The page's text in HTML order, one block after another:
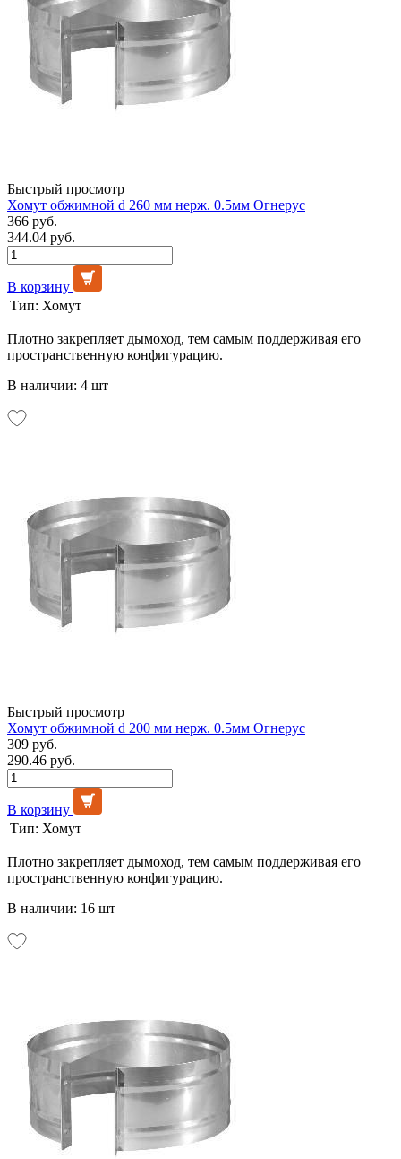
Быстрый просмотр
Хомут обжимной d 260 мм нерж. 0.5мм Огнерус
366 руб.
344.04 руб.
В корзину
Тип: Хомут
Плотно закрепляет дымоход, тем самым поддерживая его
пространственную конфигурацию.
В наличии: 4 шт
Быстрый просмотр
Хомут обжимной d 200 мм нерж. 0.5мм Огнерус
309 руб.
290.46 руб.
В корзину
Тип: Хомут
Плотно закрепляет дымоход, тем самым поддерживая его
пространственную конфигурацию.
В наличии: 16 шт